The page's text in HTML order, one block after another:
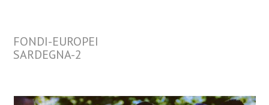
FONDI-EUROPEI
SARDEGNA-2